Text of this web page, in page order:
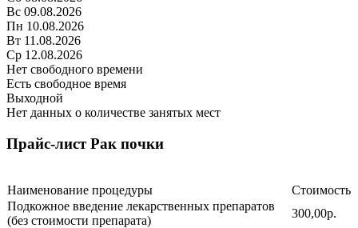
Вс 09.08.2026
Пн 10.08.2026
Вт 11.08.2026
Ср 12.08.2026
Нет свободного времени
Есть свободное время
Выходной
Нет данных о количестве занятых мест
Прайс-лист Рак почки
Наименование процедуры
Стоимость
Подкожное введение лекарственных препаратов
(без стоимости препарата)
300,00р.